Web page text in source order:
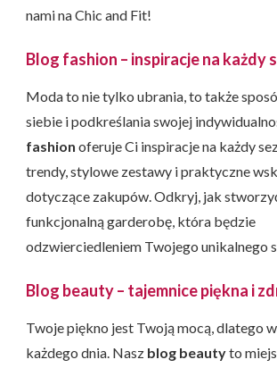
nami na Chic and Fit!
Blog fashion – inspiracje na każdy
Moda to nie tylko ubrania, to także
siebie i podkreślania swojej
fashion oferuje Ci inspiracje na każdy
trendy, stylowe zestawy i praktyczne
dotyczące zakupów. Odkryj, jak
funkcjonalną garderobę, która będzie
odzwierciedleniem Twojego unikalnego
Blog beauty – tajemnice piękna i
Twoje piękno jest Twoją mocą, dlatego
każdego dnia. Nasz blog beautyto